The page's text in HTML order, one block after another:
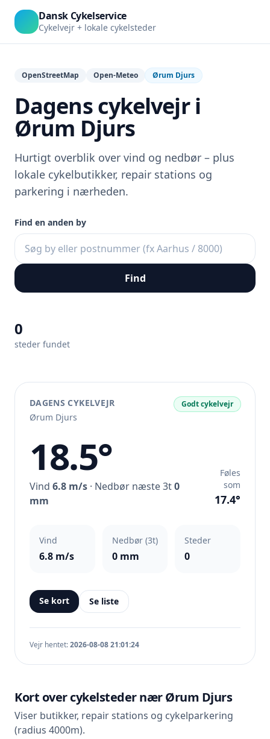
Dansk Cykelservice
Cykelvejr + lokale cykelsteder
OpenStreetMap Open-Meteo Ørum Djurs
Dagens cykelvejr i
Ørum Djurs
Hurtigt overblik over vind og nedbør – plus
lokale cykelbutikker, repair stations og
parkering i nærheden.
Find en anden by
Find
0
steder fundet
DAGENS CYKELVEJR
Ørum Djurs
Godt cykelvejr
18.5°
Vind 6.8 m/s · Nedbør næste 3t0
mm
Føles
som
17.4°
Vind
6.8 m/s
Nedbør (3t)
0 mm
Steder
0
Se kort Se liste
Vejr hentet:2026-08-08 21:01:24
Kort over cykelsteder nær Ørum Djurs
Viser butikker, repair stations og cykelparkering
(radius 4000m).